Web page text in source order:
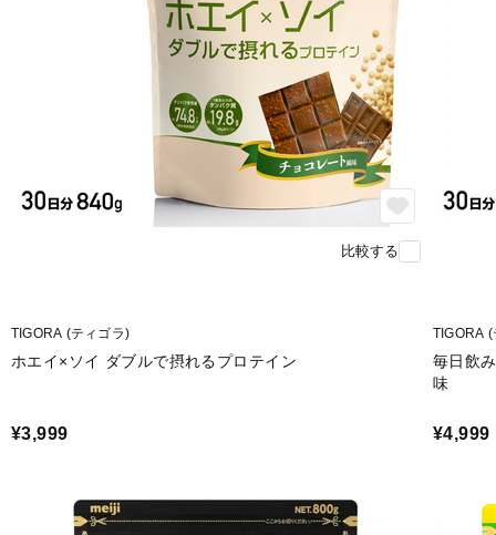
比較する
TIGORA (ティゴラ)
ホエイ×ソイ ダブルで摂れるプロテイン
¥3,999
TIGORA
毎日飲
味
¥4,999